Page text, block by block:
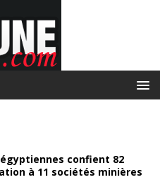
confient 82
à 11 sociétés minières